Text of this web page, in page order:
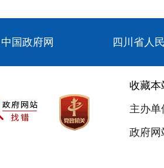
中国政府网 四川省人
收藏本
主办
政府网